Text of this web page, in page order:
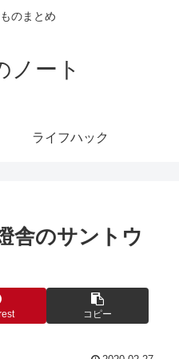
のまとめ
ノート
ライフハック
舎のサントウ
コピー